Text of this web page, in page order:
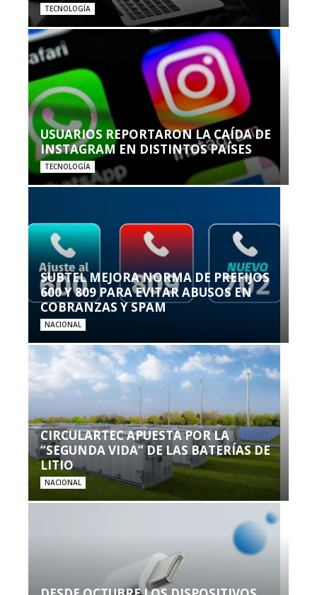
TECNOLOGÍA
USUARIOS REPORTARON LA CAÍDA DE
INSTAGRAM EN DISTINTOS PAÍSES
TECNOLOGÍA
SUBTEL MEJORA NORMA DE PREFIJOS
600 Y 809 PARA EVITAR ABUSOS EN
COBRANZAS Y SPAM
NACIONAL
CIRCULARTEC APUESTA POR LA
“SEGUNDA VIDA” DE LAS BATERÍAS DE
LITIO
NACIONAL